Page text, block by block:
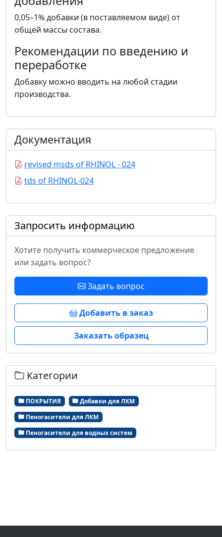
0,05–1% добавки (в поставляемом виде) от
общей массы состава.
Рекомендации по введению и
переработке
Добавку можно вводить на любой стадии
производства.
Документация
revised msds of RHINOL - 024
tds of RHINOL-024
Запросить информацию
Хотите получить коммерческое предложение
или задать вопрос?
Задать вопрос
Добавить в заказ
Заказать образец
Категории
ПОКРЫТИЯ
Добавки для ЛКМ
Пеногасители для ЛКМ
Пеногасители для водных систем